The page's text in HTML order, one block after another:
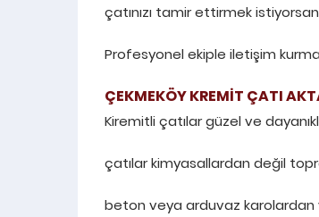
çatınızı tamir ettirmek
Profesyonel ekiple iletişim
ÇEKMEKÖY KREMİT ÇATI
Kiremitli çatılar güzel ve
çatılar kimyasallardan değil
beton veya arduvaz karolardan